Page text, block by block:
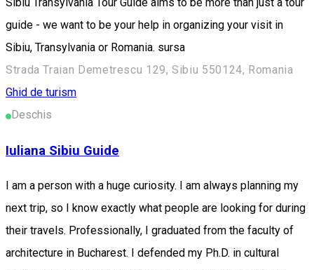
guide - we want to be your help in organizing your visit in
Sibiu, Transylvania or Romania. sursa
Strada Traian Demetrescu 129, Sibiu 550124, Romania
Ghid de turism
Deschis
Iuliana Sibiu Guide
I am a person with a huge curiosity. I am always planning my
next trip, so I know exactly what people are looking for during
their travels. Professionally, I graduated from the faculty of
architecture in Bucharest. I defended my Ph.D. in cultural